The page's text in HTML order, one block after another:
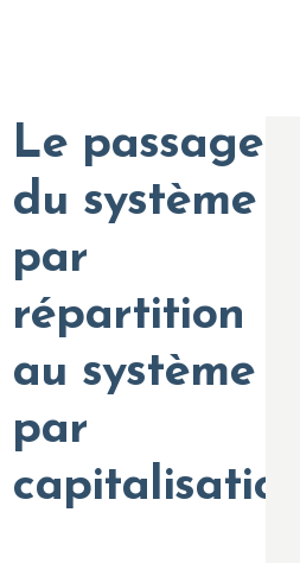
Le passage
du système
par
répartition
au système
par
capitalisation